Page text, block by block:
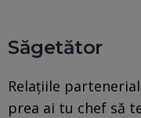
Săgetător
Relațiile
prea ai tu chef să